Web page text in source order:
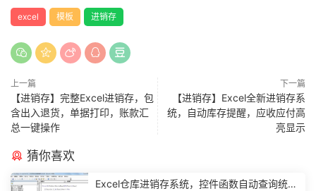
excel 模板 进销存
上一篇
【进销存】完整Excel进销存，包
含出入退货，单据打印，账款汇
总一键操作
下一篇
【进销存】Excel全新进销存系
统，自动库存提醒，应收应付高
亮显示
猜你喜欢
Excel仓库进销存系统，控件函数自动查询统